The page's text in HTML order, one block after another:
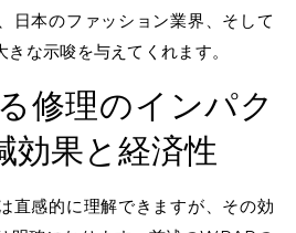
日本のファッション業界、そして
な示唆を与えてくれます。
修理のインパク
効果と経済性
直感的に理解できますが、その効